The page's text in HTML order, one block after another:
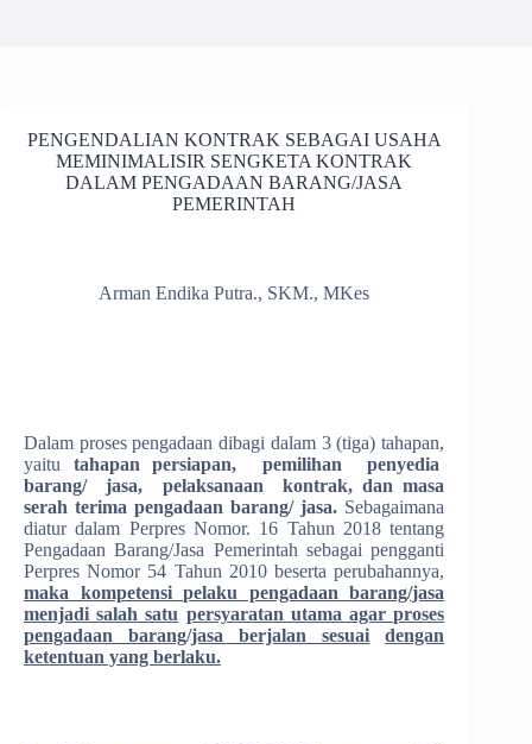
PENGENDALIAN KONTRAK SEBAGAI USAHA
MEMINIMALISIR SENGKETA KONTRAK
DALAM PENGADAAN BARANG/JASA
PEMERINTAH
Arman Endika Putra., SKM., MKes
Dalam proses pengadaan dibagi dalam 3 (tiga) tahapan,
yaitu tahapan persiapan, pemilihan penyedia
barang/ jasa, pelaksanaan kontrak, dan masa
serah terima pengadaan barang/ jasa. Sebagaimana
diatur dalam Perpres Nomor. 16 Tahun 2018 tentang
Pengadaan Barang/Jasa Pemerintah sebagai pengganti
Perpres Nomor 54 Tahun 2010 beserta perubahannya,
maka kompetensi pelaku pengadaan barang/jasa
menjadi salah satu persyaratan utama agar proses
pengadaan barang/jasa berjalan sesuai
dengan
ketentuan yang berlaku.